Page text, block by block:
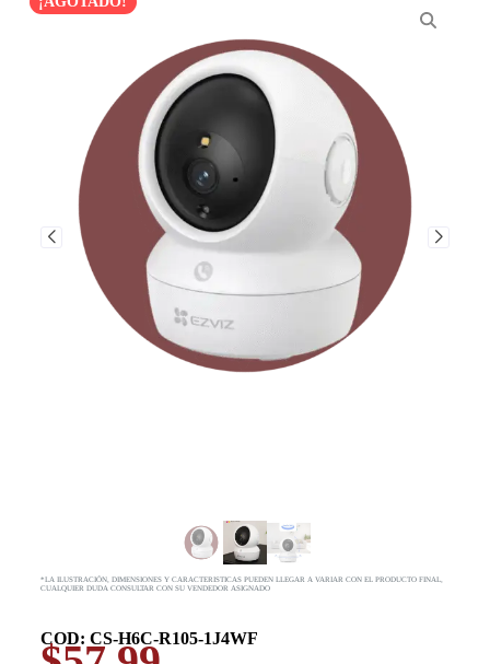
*LA ILUSTRACIÓN, DIMENSIONES Y CARACTERISTICAS PUEDEN LLEGAR A VARIAR CON EL PRODUCTO FINAL,
CUALQUIER DUDA CONSULTAR CON SU VENDEDOR ASIGNADO
COD: CS-H6C-R105-1J4WF